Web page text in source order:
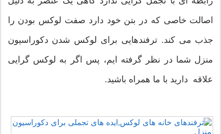
اصالت خاصی که در بتن خود دارد صفت لوکس بودن را
جذب می کند. ترفندهایی برای لوکس شدن دکوراسیون
منزل شما در نظر گرفته ایم، پس اگر به لوکس گرایی
علاقه دارید با ما همراه باشید.